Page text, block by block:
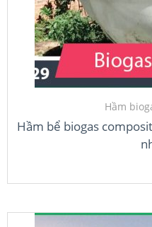
Hầm
Hầm bể biogas